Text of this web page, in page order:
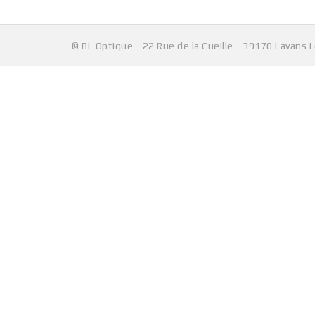
© BL Optique - 22 Rue de la Cueille - 39170